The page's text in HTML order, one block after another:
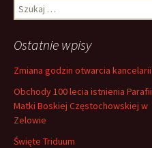
z
k
j
:
Ostatnie wpisy
Zmiana godzin otwarcia kancelarii
Obchody 100 lecia istnienia Parafii
Matki Boskiej Częstochowskiej w
Zelowie
Święte Triduum